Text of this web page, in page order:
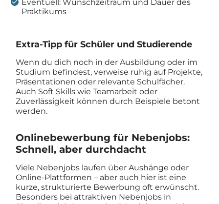
Eventuell: Wunschzeitraum und Dauer des
Praktikums
Extra-Tipp für Schüler und Studierende
Wenn du dich noch in der Ausbildung oder im
Studium befindest, verweise ruhig auf Projekte,
Präsentationen oder relevante Schulfächer.
Auch Soft Skills wie Teamarbeit oder
Zuverlässigkeit können durch Beispiele betont
werden.
Onlinebewerbung für Nebenjobs:
Schnell, aber durchdacht
Viele Nebenjobs laufen über Aushänge oder
Online-Plattformen – aber auch hier ist eine
kurze, strukturierte Bewerbung oft erwünscht.
Besonders bei attraktiven Nebenjobs in